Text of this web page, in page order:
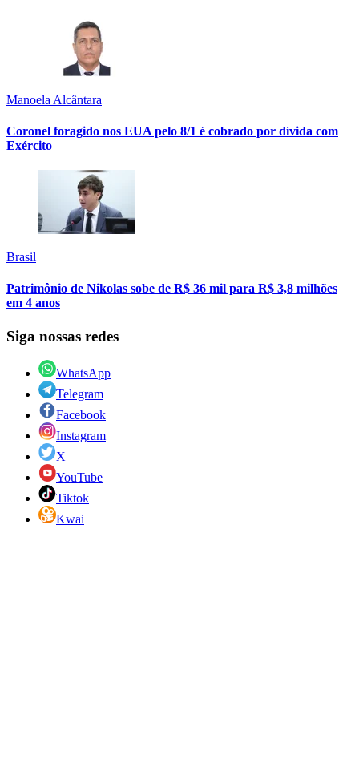
Manoela Alcântara
Coronel foragido nos EUA pelo 8/1 é cobrado por dívida com
Exército
Brasil
Patrimônio de Nikolas sobe de R$ 36 mil para R$ 3,8 milhões
em 4 anos
Siga nossas redes
WhatsApp
Telegram
Facebook
Instagram
X
YouTube
Tiktok
Kwai